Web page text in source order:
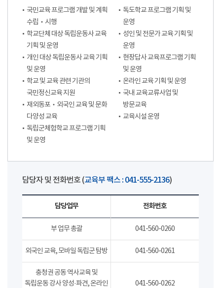
국민교육 프로그램 개발 및 계획
수립‧시행
학교단체 대상 독립운동사 교육
기획 및 운영
개인 대상 독립운동사 교육 기획
및 운영
학교 및 교육 관련 기관의
국민정신교육 지원
재외동포‧외국인 교육 및 문화
다양성 교육
독립군체험학교 프로그램 기획
및 운영
독도학교 프로그램 기획 및
운영
성인 및 전문가 교육 기획 및
운영
현장답사 교육프로그램 기획
및 운영
온라인 교육 기획 및 운영
국내 교육교류사업 및
방문교육
교육시설 운영
담당자 및 전화번호 (교육부 팩스 : 041-555-2136)
담당업무 전화번호
부 업무 총괄 041-560-0260
외국인 교육, 모바일 독립군 탐방 041-560-0261
충청권 공동 역사교육 및
독립운동 강사 양성·파견, 온라인
041-560-0262